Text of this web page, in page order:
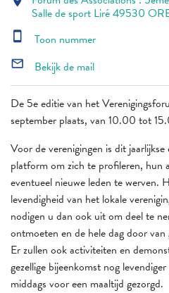
De 5e editie van het
september plaats, van 10.00 tot
Voor de verenigingen is dit
platform om zich te profileren, hun
eventueel nieuwe leden te werven.
levendigheid van het lokale
nodigen u dan ook uit om deel te
ontmoeten en de hele dag door
Er zullen ook activiteiten en
gezellige bijeenkomst nog
middags voor een maaltijd gezorgd.
Salle de sport Liré 49530
smartphone Toon nummer
mail_outline Bekijk de mail